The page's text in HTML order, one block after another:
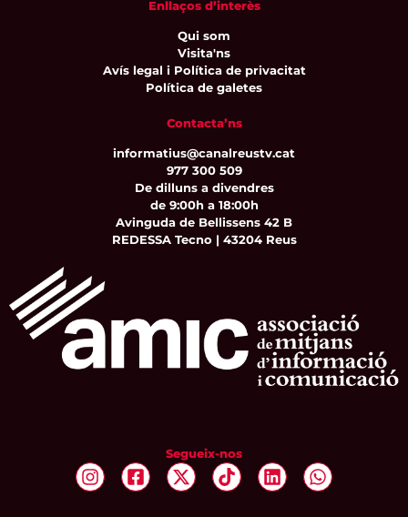
Enllaços d’interès
Qui som
Visita'ns
Avís legal i Política de privacitat
Política de galetes
Contacta’ns
informatius@canalreustv.cat
977 300 509
De dilluns a divendres
de 9:00h a 18:00h
Avinguda de Bellissens 42 B
REDESSA Tecno | 43204 Reus
Segueix-nos